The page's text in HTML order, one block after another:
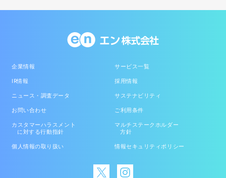
企業情報 サービス一覧
IR情報 採用情報
ニュース・調査データ サステナビリティ
お問い合わせ ご利用条件
カスタマーハラスメント
に対する行動指針
マルチステークホルダー
方針
個人情報の取り扱い 情報セキュリティポリシー